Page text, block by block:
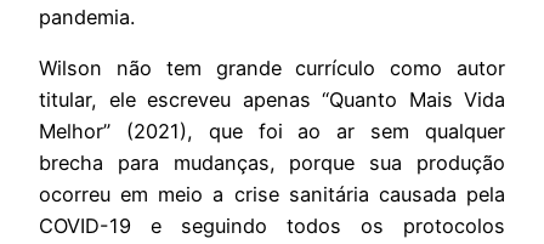
pandemia.
Wilson não tem grande currículo como autor
titular, ele escreveu apenas “Quanto Mais Vida
Melhor” (2021), que foi ao ar sem qualquer
brecha para mudanças, porque sua produção
ocorreu em meio a crise sanitária causada pela
COVID-19 e seguindo todos os protocolos